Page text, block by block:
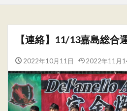
【連絡】11/13嘉島総合
2022年10月11日 2022年11月